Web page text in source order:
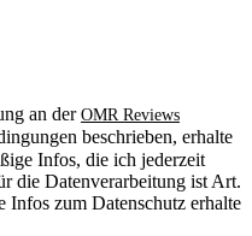
an derOMR Reviews
beschrieben, erhalte
Infos, die ich jederzeit
die Datenverarbeitung ist Art.
zum Datenschutz erhalte